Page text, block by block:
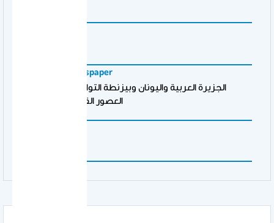
Magazine \ Newspaper
الجزيرة العربية واليونان وبيزنطة التواصل الحضاري عبر
العصور القديمة والوسيطة